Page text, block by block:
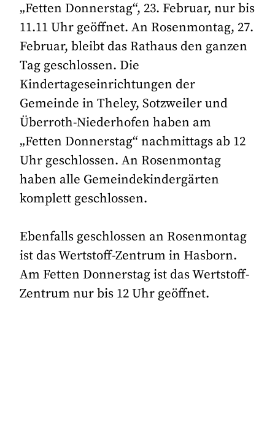
„Fetten Donnerstag“, 23. Februar, nur bis
11.11 Uhr geöffnet. An Rosenmontag, 27.
Februar, bleibt das Rathaus den ganzen
Tag geschlossen. Die
Kindertageseinrichtungen der
Gemeinde in Theley, Sotzweiler und
Überroth-Niederhofen haben am
„Fetten Donnerstag“ nachmittags ab 12
Uhr geschlossen. An Rosenmontag
haben alle Gemeindekindergärten
komplett geschlossen.
Ebenfalls geschlossen an Rosenmontag
ist das Wertstoff-Zentrum in Hasborn.
Am Fetten Donnerstag ist das Wertstoff-
Zentrum nur bis 12 Uhr geöffnet.